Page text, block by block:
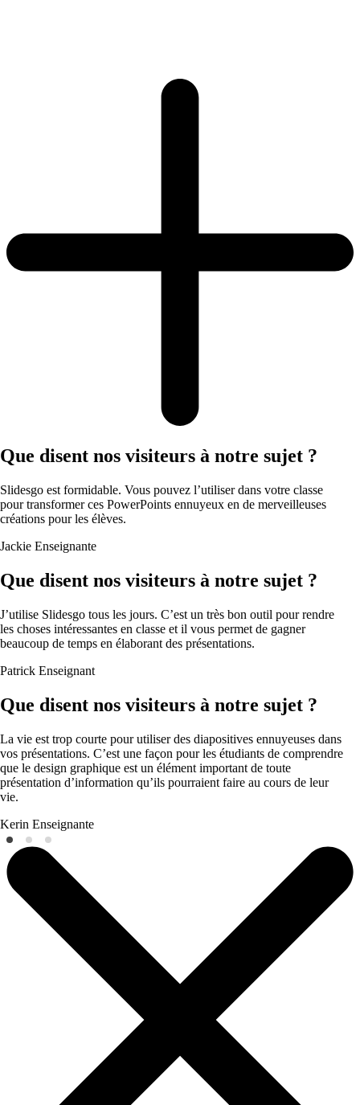
Que disent nos visiteurs à notre sujet ?
Slidesgo est formidable. Vous pouvez l’utiliser dans votre classe
pour transformer ces PowerPoints ennuyeux en de merveilleuses
créations pour les élèves.
Jackie Enseignante
Que disent nos visiteurs à notre sujet ?
J’utilise Slidesgo tous les jours. C’est un très bon outil pour rendre
les choses intéressantes en classe et il vous permet de gagner
beaucoup de temps en élaborant des présentations.
Patrick Enseignant
Que disent nos visiteurs à notre sujet ?
La vie est trop courte pour utiliser des diapositives ennuyeuses dans
vos présentations. C’est une façon pour les étudiants de comprendre
que le design graphique est un élément important de toute
présentation d’information qu’ils pourraient faire au cours de leur
vie.
Kerin Enseignante